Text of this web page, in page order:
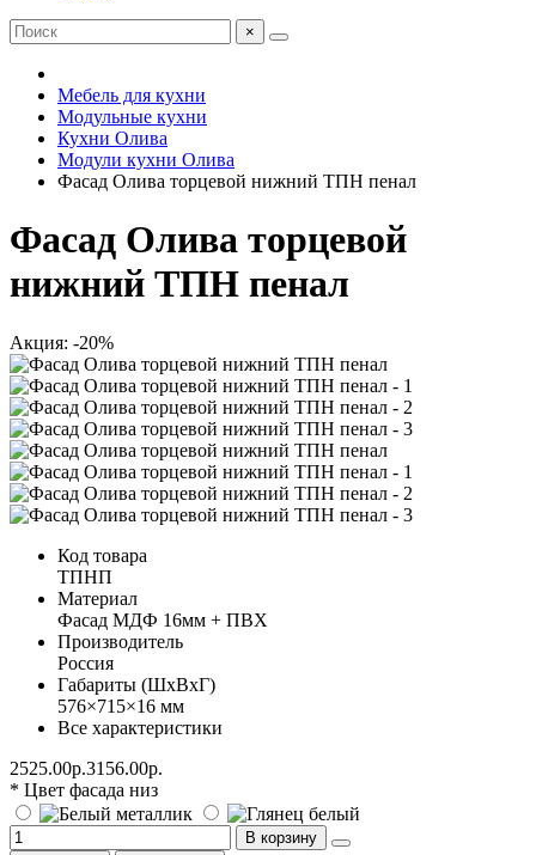
×
Мебель для кухни
Модульные кухни
Кухни Олива
Модули кухни Олива
Фасад Олива торцевой нижний ТПН пенал
Фасад Олива торцевой
нижний ТПН пенал
Акция: -20%
Код товара
ТПНП
Материал
Фасад МДФ 16мм + ПВХ
Производитель
Россия
Габариты (ШхВхГ)
576×715×16 мм
Все характеристики
2525.00р.3156.00р.
* Цвет фасада низ
В корзину